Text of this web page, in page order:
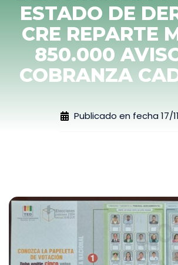
ESTADO DE
CRE REPARTE
850.000
COBRANZA
Publicado en fecha 17/